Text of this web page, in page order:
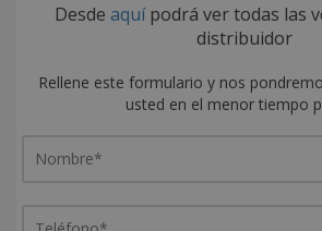
Desde aquípodrá ver todas las
distribuidor
Rellene este formulario y nos
usted en el menor tiempo